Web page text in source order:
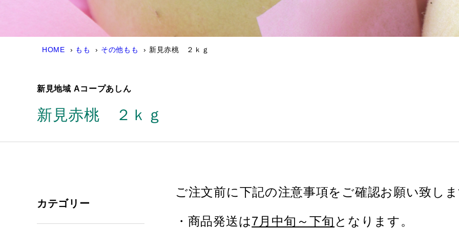
HOME もも その他もも 新見赤桃 ２ｋｇ
新見地域 Aコープあしん
新見赤桃 ２ｋｇ
ご注文前に下記の注意事項をご確認お願い致し
・商品発送は7月中旬～下旬 となります。
カテゴリー